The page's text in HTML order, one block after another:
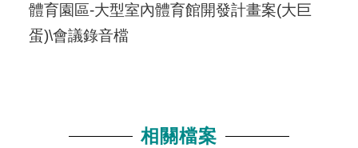
體育園區-大型室內體育館開發計畫案(大巨
蛋)\會議錄音檔
相關檔案